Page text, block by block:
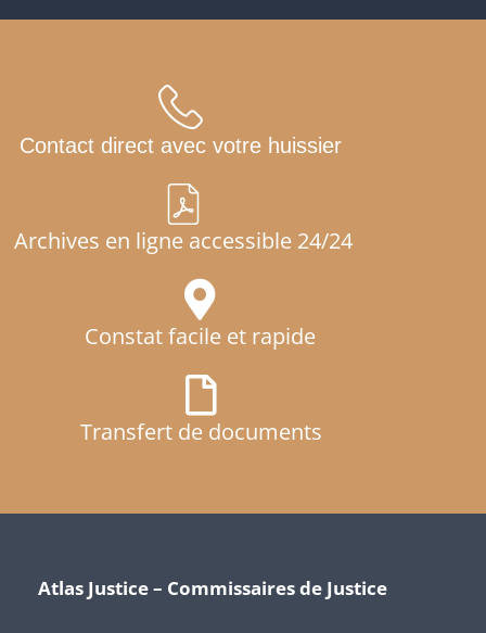
Contact direct avec votre huissier
Archives en ligne accessible 24/24
Constat facile et rapide
Transfert de documents
Atlas Justice – Commissaires de Justice